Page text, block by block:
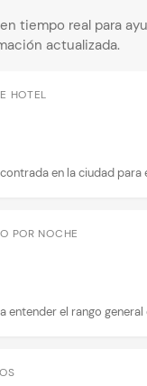
tiempo real para
actualizada.
HOTEL
en la ciudad para
POR NOCHE
entender el rango